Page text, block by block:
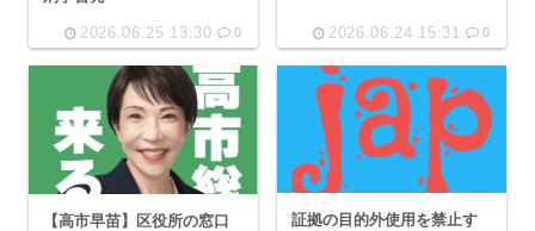
2026.06.25 13:30 0 2026.06.24 15:31 0
【高市早苗】区役所の窓口
証拠の目的外使用を禁止す